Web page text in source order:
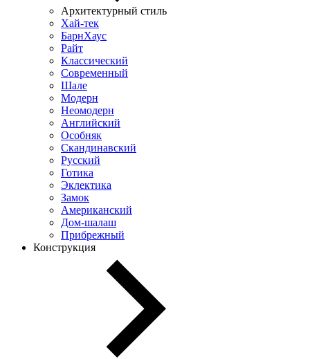
Архитектурный стиль
Хай-тек
БарнХаус
Райт
Классический
Современный
Шале
Модерн
Неомодерн
Английский
Особняк
Скандинавский
Русский
Готика
Эклектика
Замок
Американский
Дом-шалаш
Прибрежный
Конструкция